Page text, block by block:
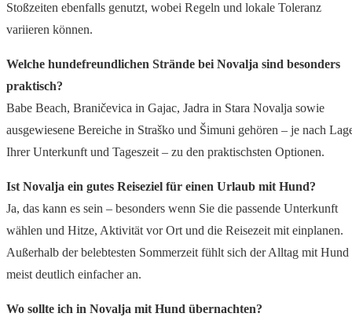
Stoßzeiten ebenfalls genutzt, wobei Regeln und lokale Toleranz
variieren können.
Welche hundefreundlichen Strände bei Novalja sind besonders
praktisch?
Babe Beach, Braničevica in Gajac, Jadra in Stara Novalja sowie
ausgewiesene Bereiche in Straško und Šimuni gehören – je nach
Ihrer Unterkunft und Tageszeit – zu den praktischsten Optionen.
Ist Novalja ein gutes Reiseziel für einen Urlaub mit Hund?
Ja, das kann es sein – besonders wenn Sie die passende Unterkunft
wählen und Hitze, Aktivität vor Ort und die Reisezeit mit einplanen.
Außerhalb der belebtesten Sommerzeit fühlt sich der Alltag mit Hund
meist deutlich einfacher an.
Wo sollte ich in Novalja mit Hund übernachten?